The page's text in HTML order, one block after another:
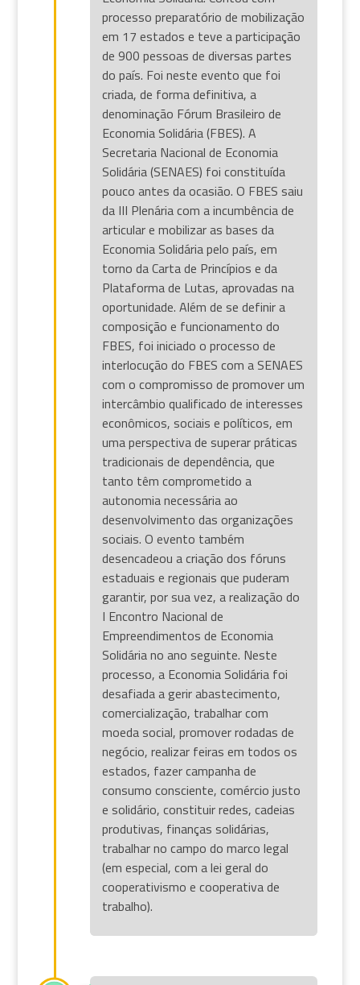
processo preparatório de mobilização
em 17 estados e teve a participação
de 900 pessoas de diversas partes
do país. Foi neste evento que foi
criada, de forma definitiva, a
denominação Fórum Brasileiro de
Economia Solidária (FBES). A
Secretaria Nacional de Economia
Solidária (SENAES) foi constituída
pouco antes da ocasião. O FBES saiu
da III Plenária com a incumbência de
articular e mobilizar as bases da
Economia Solidária pelo país, em
torno da Carta de Princípios e da
Plataforma de Lutas, aprovadas na
oportunidade. Além de se definir a
composição e funcionamento do
FBES, foi iniciado o processo de
interlocução do FBES com a SENAES
com o compromisso de promover um
intercâmbio qualificado de interesses
econômicos, sociais e políticos, em
uma perspectiva de superar práticas
tradicionais de dependência, que
tanto têm comprometido a
autonomia necessária ao
desenvolvimento das organizações
sociais. O evento também
desencadeou a criação dos fóruns
estaduais e regionais que puderam
garantir, por sua vez, a realização do
I Encontro Nacional de
Empreendimentos de Economia
Solidária no ano seguinte. Neste
processo, a Economia Solidária foi
desafiada a gerir abastecimento,
comercialização, trabalhar com
moeda social, promover rodadas de
negócio, realizar feiras em todos os
estados, fazer campanha de
consumo consciente, comércio justo
e solidário, constituir redes, cadeias
produtivas, finanças solidárias,
trabalhar no campo do marco legal
(em especial, com a lei geral do
cooperativismo e cooperativa de
trabalho).